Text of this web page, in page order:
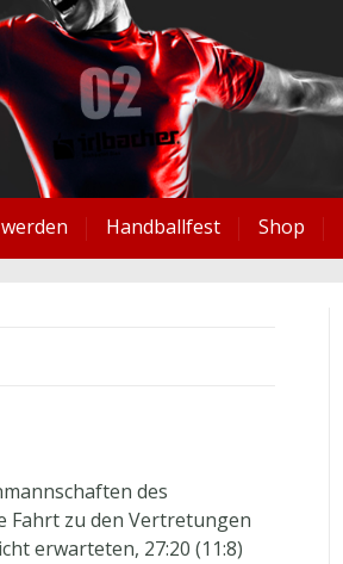
Handballfest Shop
des
Fahrt zu den Vertretungen
erwarteten, 27:20 (11:8)